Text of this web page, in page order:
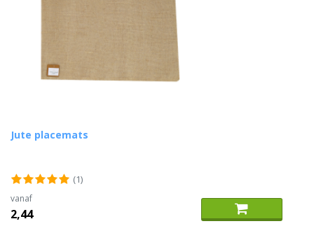
Jute placemats
(1)
vanaf
2,44